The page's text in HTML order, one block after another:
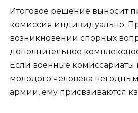
Итоговое решение выносит
комиссия индивидуально.
возникновении спорных
дополнительное
Если военные комиссариаты
молодого человека
армии, ему присваиваются